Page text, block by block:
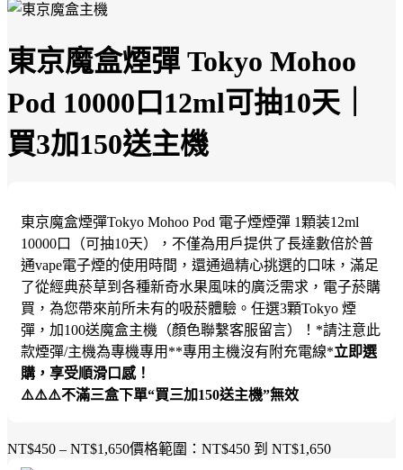
東京魔盒煙彈 Tokyo Mohoo
Pod 10000口12ml可抽10天｜
買3加150送主機
東京魔盒煙彈Tokyo Mohoo Pod 電子煙煙彈 1顆装12ml
10000口（可抽10天），不僅為用戶提供了長達數倍於普
通vape電子煙的使用時間，還通過精心挑選的口味，滿足
了從經典菸草到各種新奇水果風味的廣泛需求，電子菸購
買，為您帶來前所未有的吸菸體驗。任選3顆Tokyo 煙
彈，加100送魔盒主機（顏色聯繫客服留言）！*請注意此
款煙彈/主機為專機專用**專用主機沒有附充電線*立即選
購，享受順滑口感！
⚠️⚠️⚠️不滿三盒下單“買三加150送主機”無效
NT$450 – NT$1,650價格範圍：NT$450 到 NT$1,650